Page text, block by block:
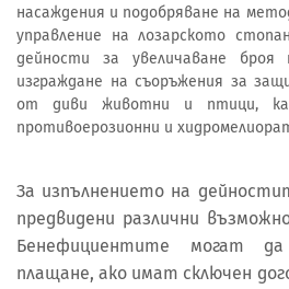
насаждения и подобряване на
управление на лозарското
дейности за увеличаване
изграждане на съоръжения за
от диви животни и птици,
противоерозионни и
За изпълнението на
предвидени различни
Бенефициентите могат
плащане, ако имат сключен